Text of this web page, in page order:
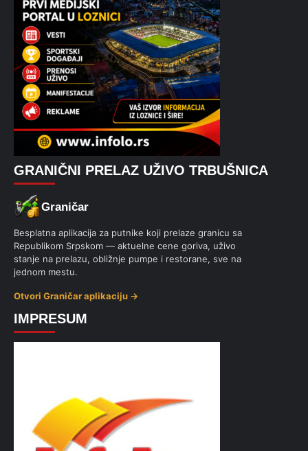
GRANIČNI PRELAZ UŽIVO TRBUŠNICA
Graničar
Besplatna aplikacija za putnike koji prelaze granicu sa
Republikom Srpskom — aktuelne cene goriva, uživo
stanje na prelazu, obližnje pumpe i restorane, sve na
jednom mestu.
Otvori Graničar aplikaciju →
IMPRESUM